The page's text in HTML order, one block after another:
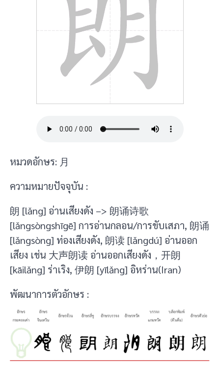
หมวดอักษร: 月
ความหมายปัจจุบัน :
朗 [lǎng] อ่านเสียงดัง –> 朗诵诗歌
[lǎngsòngshīgē] การอ่านกลอน/การขับเสภา, 朗诵
[lǎngsòng] ท่องเสียงดัง, 朗读 [lǎngdú] อ่านออก
เสียง เช่น 大声朗读 อ่านออกเสียงดัง，开朗
[kāilǎng] ร่าเริง, 伊朗 [yīlǎng] อิหร่าน(Iran)
พัฒนาการตัวอักษร :